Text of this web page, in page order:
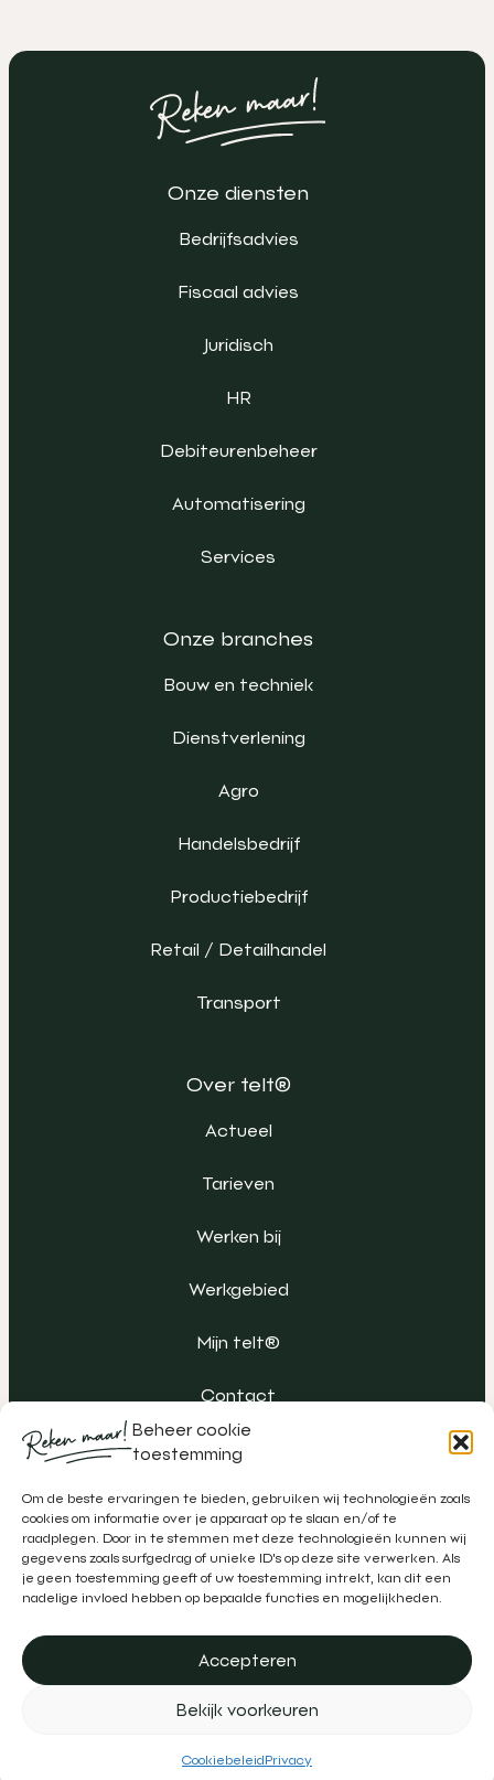
Beheer cookie
toestemming
Om de beste ervaringen te bieden, gebruiken wij technologieën zoals
cookies om informatie over je apparaat op te slaan en/of te
raadplegen. Door in te stemmen met deze technologieën kunnen wij
gegevens zoals surfgedrag of unieke ID's op deze site verwerken. Als
je geen toestemming geeft of uw toestemming intrekt, kan dit een
nadelige invloed hebben op bepaalde functies en mogelijkheden.
Accepteren
Bekijk voorkeuren
CookiebeleidPrivacy
Onze diensten
Bedrijfsadvies
Fiscaal advies
Juridisch
HR
Debiteurenbeheer
Automatisering
Services
Onze branches
Bouw en techniek
Dienstverlening
Agro
Handelsbedrijf
Productiebedrijf
Retail / Detailhandel
Transport
Over telt®
Actueel
Tarieven
Werken bij
Werkgebied
Mijn telt®
Contact
Algemene voorwaarden
Klachtenregeling
Privacy
Disclaimer